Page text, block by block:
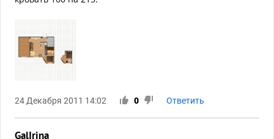
24 Декабря 2011 14:02 0 Ответить
GalIrina